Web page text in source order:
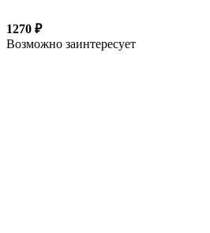
1270 ₽
Возможно заинтересует